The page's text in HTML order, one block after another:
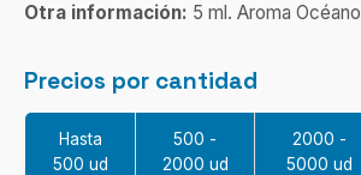
Otra información: 5 ml. Aroma Océano
Precios por cantidad
Hasta
500 ud
500 -
2000 ud
2000 -
5000 ud